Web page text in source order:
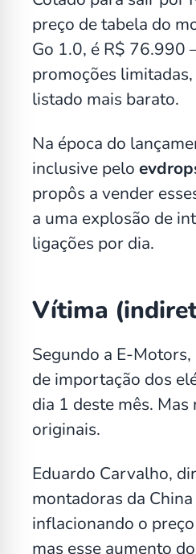
preço de tabela do
Go 1.0, é R$ 76.990
promoções
listado mais barato.
Na época do
inclusive pelo
propôs a vender
a uma explosão de
ligações por dia.
Vítima
Segundo a E-
de importação dos
dia 1 deste mês.
originais.
Eduardo Carvalho,
montadoras da
inflacionando o
mas esse aumento